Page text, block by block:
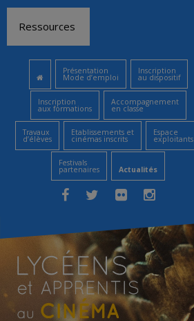
contenu
Ressources
Présentation
Mode d’emploi
Inscription
au dispositif
Inscription
aux formations
Accompagnement
en classe
Travaux
d’élèves
Etablissements et
cinémas inscrits
Espace
exploitants
Festivals
partenaires Actualités